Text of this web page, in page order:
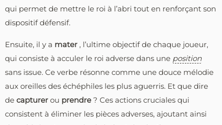
qui permet de mettre le roi à l’abri tout en renforçant son
dispositif défensif.
Ensuite, il y a mater , l’ultime objectif de chaque joueur,
qui consiste à acculer le roi adverse dans une position
sans issue. Ce verbe résonne comme une douce mélodie
aux oreilles des échéphiles les plus aguerris. Et que dire
de capturer ou prendre ? Ces actions cruciales qui
consistent à éliminer les pièces adverses, ajoutant ainsi